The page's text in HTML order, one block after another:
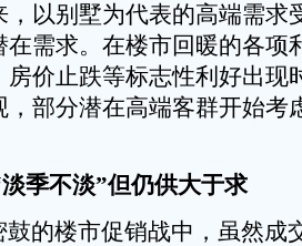
，以别墅为代表的高端需求
在需求。在楼市回暖的各项
房价止跌等标志性利好出现
，部分潜在高端客群开始考
季不淡”但仍供大于求
的楼市促销战中，虽然成